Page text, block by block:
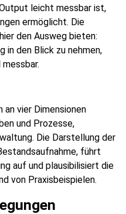
leicht messbar ist,
ermöglicht. Die
den Ausweg bieten:
in den Blick zu nehmen,
an vier Dimensionen
und Prozesse,
Die Darstellung der
führt
auf und plausibilisiert die
von Praxisbeispielen.